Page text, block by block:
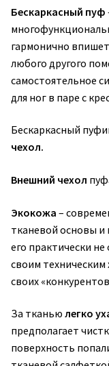
Бескаркасный пуф
гармонично
любого другого
самостоятельное
для ног в паре с
Бескаркасный
чехол.
Внешний чехол
Экокожа –
тканевой основы и
его практически
своим
своих
За тканью легко
предполагает
поверхность